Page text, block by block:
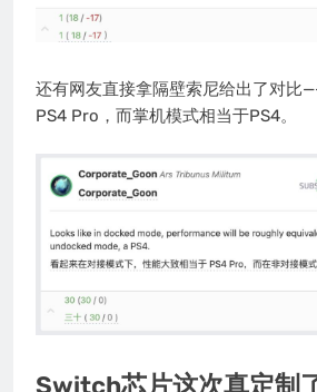
还有网友直接拿隔壁索尼给出了对比
PS4 Pro，而掌机模式相当于PS4。
Switch芯片这次真定制